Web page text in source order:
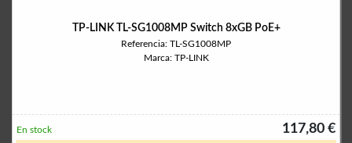
TP-LINK TL-SG1008MP Switch 8xGB PoE+
Referencia: TL-SG1008MP
Marca: TP-LINK
117,80 €
En stock